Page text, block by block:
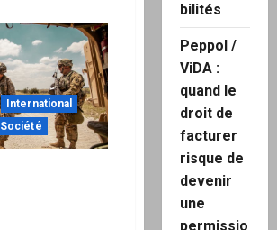
Cette
région
française
s’affranchit
des
GAFAM
et
opte
pour
des
International
Société
bilités
Peppol /
ViDA :
quand le
droit de
facturer
risque de
devenir
une
permissio